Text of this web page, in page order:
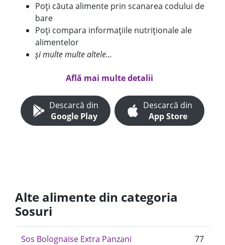
Poți căuta alimente prin scanarea codului de
bare
Poți compara informațiile nutriționale ale
alimentelor
și multe multe altele...
Află mai multe detalii
Descarcă din
Google Play
Descarcă din
App Store
Alte alimente din categoria
Sosuri
Sos Bolognaise Extra Panzani
77